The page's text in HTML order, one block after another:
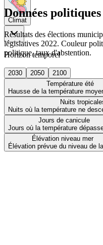
Climat
Horizon temporel
2030 2050
2100
Température été
Hausse de la température
Nuits
Nuits où la température ne
Jours de canicule
Jours où la température
Élévation niveau mer
Élévation prévue du niveau de
Données politiques
Résultats des élections
législatives 2022. Couleur
politique, taux d'abstention.